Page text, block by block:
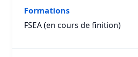
Formations
FSEA (en cours de finition)